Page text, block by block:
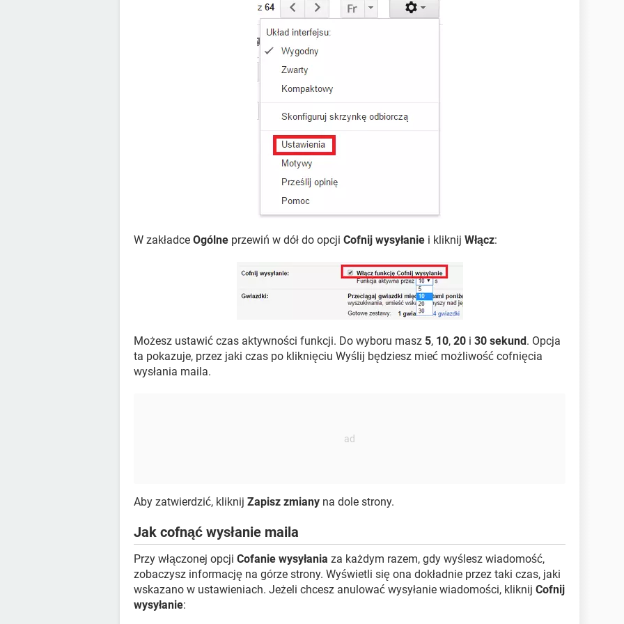
W zakładce Ogólne przewiń w dół do opcji Cofnij wysyłanie i kliknij Włącz:
Możesz ustawić czas aktywności funkcji. Do wyboru masz 5, 10, 20 i 30 sekund . Opcja
ta pokazuje, przez jaki czas po kliknięciu Wyślij będziesz mieć możliwość cofnięcia
wysłania maila.
Aby zatwierdzić, kliknij Zapisz zmiany na dole strony.
Jak cofnąć wysłanie maila
Przy włączonej opcji Cofanie wysyłania za każdym razem, gdy wyślesz wiadomość,
zobaczysz informację na górze strony. Wyświetli się ona dokładnie przez taki czas, jaki
wskazano w ustawieniach. Jeżeli chcesz anulować wysyłanie wiadomości, kliknij Cofnij
wysyłanie: